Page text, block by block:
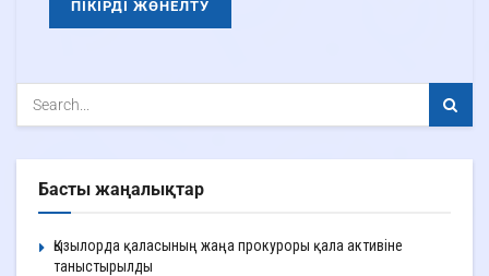
Басты жаңалықтар
Қызылорда қаласының жаңа прокуроры қала активіне
таныстырылды